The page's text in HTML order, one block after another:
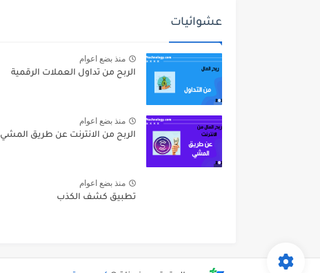
عشوائيات
منذ بضع اعوام
الربح من تداول العملات الرقمية
منذ بضع اعوام
الربح من الانترنت عن طريق المشي
منذ بضع اعوام
تطبيق كشف الكذب